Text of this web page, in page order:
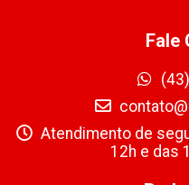
Fale
Atendimento de
12h e das